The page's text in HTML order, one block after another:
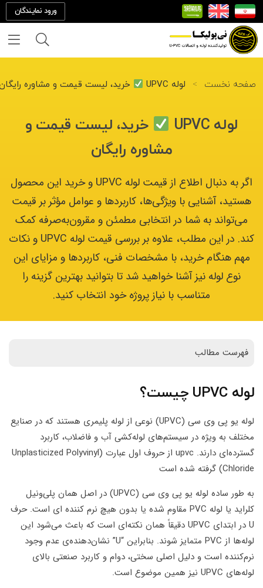
ورود نمایندگان
خانه
با ما
محصولات
پروژه
ها
صفحه نخست > لوله UPVC خرید، لیست قیمت و مشاوره
لوله UPVC
خرید، لیست قیمت و
مشاوره رایگان
اگر به دنبال اطلاع از قیمت لوله UPVC و خرید این محصول
هستید، آشنایی با ویژگی‌ها، کاربردها و عوامل مؤثر بر قیمت
می‌تواند به شما در انتخابی مطمئن و مقرون‌به‌صرفه کمک
کند. در این مطلب، علاوه بر بررسی قیمت لوله UPVC و نکات
مهم هنگام خرید، با مشخصات فنی، کاربردها و مزایای این
نوع لوله نیز آشنا خواهید شد تا بتوانید بهترین گزینه را
متناسب با نیاز پروژه خود انتخاب کنید.
فهرست مطالب
لوله UPVC چیست؟
لوله یو پی وی سی (UPVC) نوعی از لوله‌ پلیمری هستند که در صنایع
مختلف به ویژه در سیستم‌های لوله‌کشی آب و فاضلاب، کاربرد
گسترده‌ای دارند. upvc از حروف اول عبارت (Unplasticized Polyvinyl
Chloride) گرفته شده است
به طور ساده لوله یو پی وی سی (UPVC) در اصل همان پلی‌ونیل
کلراید یا لوله PVC مقاوم شده یا بدون هیچ نرم کننده ای است. حرف
U در ابتدای UPVC دقیقاً همان نکته‌ای است که باعث می‌شود این
لوله‌ها از PVC متمایز شوند. بنابراین “U” نشان‌دهنده‌ی عدم وجود
نرم‌کننده است و دلیل اصلی سختی، دوام و کاربرد صنعتی بالای
لوله‌های UPVC نیز همین موضوع است.